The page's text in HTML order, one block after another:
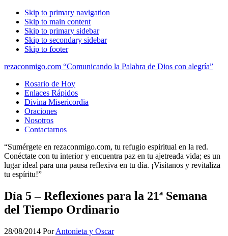
Skip to primary navigation
Skip to main content
Skip to primary sidebar
Skip to secondary sidebar
Skip to footer
rezaconmigo.com “Comunicando la Palabra de Dios con alegría”
Rosario de Hoy
Enlaces Rápidos
Divina Misericordia
Oraciones
Nosotros
Contactarnos
“Sumérgete en rezaconmigo.com, tu refugio espiritual en la red.
Conéctate con tu interior y encuentra paz en tu ajetreada vida; es un
lugar ideal para una pausa reflexiva en tu día. ¡Visítanos y revitaliza
tu espíritu!”
Día 5 – Reflexiones para la 21ª Semana
del Tiempo Ordinario
28/08/2014 PorAntonieta y Oscar